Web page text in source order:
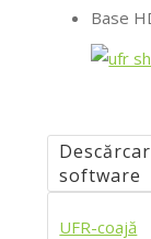
Base
software
UFR-coajă